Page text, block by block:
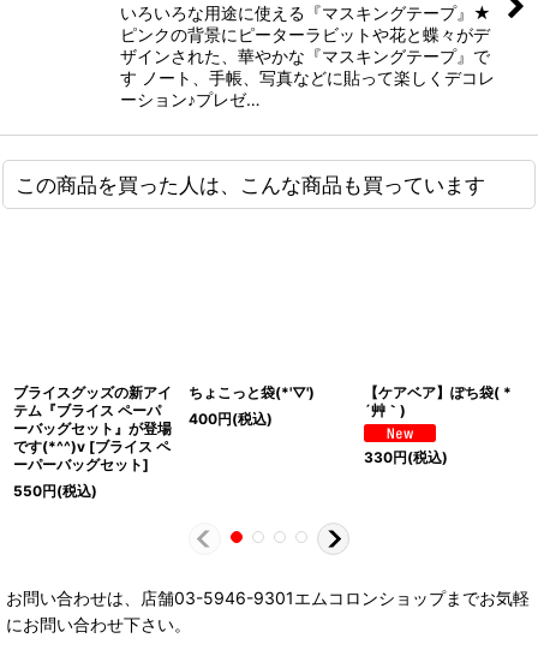
いろいろな用途に使える『マスキングテープ』★
ピンクの背景にピーターラビットや花と蝶々がデ
ザインされた、華やかな『マスキングテープ』で
す ノート、手帳、写真などに貼って楽しくデコレ
ーション♪プレゼ…
この商品を買った人は、こんな商品も買っています
ブライスグッズの新アイ
テム『ブライス ペーパ
ーバッグセット』が登場
です(*^^)v [ブライス ペ
ーパーバッグセット]
550円(税込)
ちょこっと袋(*'▽')
400円(税込)
【ケアベア】ぽち袋( *
´艸｀)
330円(税込)
お問い合わせは、店舗03-5946-9301エムコロンショップまでお気軽
にお問い合わせ下さい。